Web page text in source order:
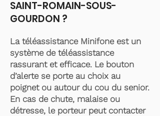
SAINT-ROMAIN-SOUS-
GOURDON ?
La téléassistance Minifone est un
système de téléassistance
rassurant et efficace. Le bouton
d’alerte se porte au choix au
poignet ou autour du cou du senior.
En cas de chute, malaise ou
détresse, le porteur peut contacter